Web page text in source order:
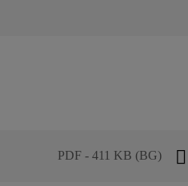
PDF - 411 KB (BG)